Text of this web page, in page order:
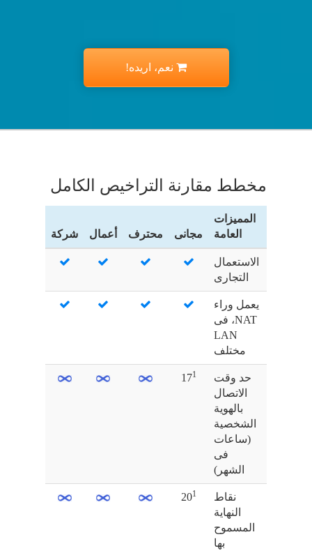
نعم، اريده!
مخطط مقارنة التراخيص الكامل
المميزات
العامة
مجانى محترف أعمال شركة
الاستعمال
التجارى
يعمل وراء
NAT، فى
LAN
مختلف
حد وقت
الاتصال
بالهوية
الشخصية
(ساعات
فى
الشهر)
171
نقاط
النهاية
المسموح
بها
201